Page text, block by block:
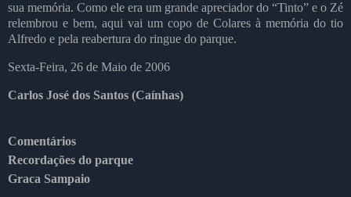
sua memória. Como ele era um grande apreciador do “Tinto” e o Zé
relembrou e bem, aqui vai um copo de Colares à memória do tio
Alfredo e pela reabertura do ringue do parque.
Sexta-Feira, 26 de Maio de 2006
Carlos José dos Santos (Caínhas)
Comentários
Recordações do parque
Graca Sampaio